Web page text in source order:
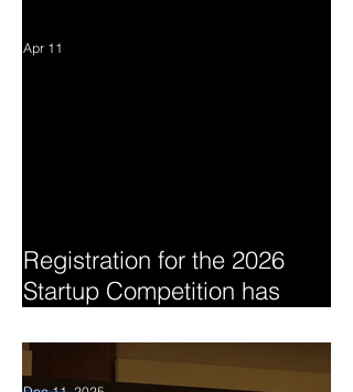
Registration for the 2026
Startup Competition has
Apr 11